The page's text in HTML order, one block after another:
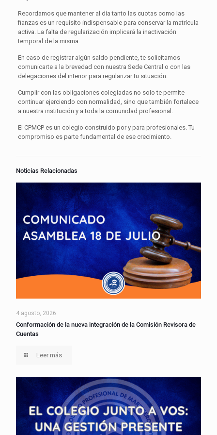
Recordamos que mantener al día tanto las cuotas como las
fianzas es un requisito indispensable para conservar la matrícula
activa. La falta de regularización implicará la inactivación
temporal de la misma.
En caso de registrar algún saldo pendiente, te solicitamos
comunicarte a la brevedad con nuestra Sede Central o con las
delegaciones del interior para regularizar tu situación.
Cumplir con las obligaciones colegiadas no solo te permite
continuar ejerciendo con normalidad, sino que también fortalece
a nuestra institución y a toda la comunidad profesional.
El CPMCP es un colegio construido por y para profesionales. Tu
compromiso es parte fundamental de ese crecimiento.
Noticias Relacionadas
4 agosto, 2026
Conformación de la nueva integración de la Comisión Revisora de
Cuentas
Leer más